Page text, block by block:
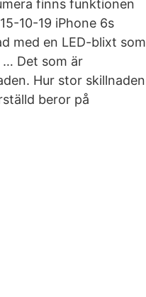
finns funktionen
10-19 iPhone 6s
med en LED-blixt som
Det som är
Hur stor skillnaden
beror på